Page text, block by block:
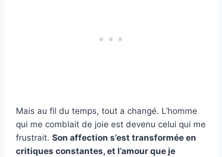
Mais au fil du temps, tout a changé. L’homme
qui me comblait de joie est devenu celui qui me
frustrait. Son affection s’est transformée en
critiques constantes, et l’amour que je